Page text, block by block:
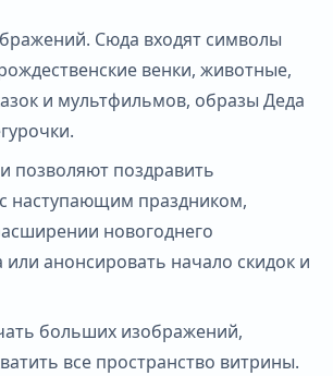
Сюда входят символы
венки, животные,
и мультфильмов, образы Деда
позволяют поздравить
наступающим праздником,
новогоднего
или анонсировать начало скидок и
больших изображений,
все пространство витрины.